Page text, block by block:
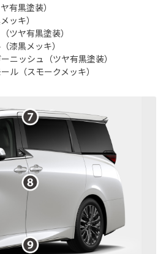
有黒塗装）
ッキ）
ツヤ有黒塗装）
漆黒メッキ）
ニッシュ（ツヤ有黒塗装）
ル（スモークメッキ）